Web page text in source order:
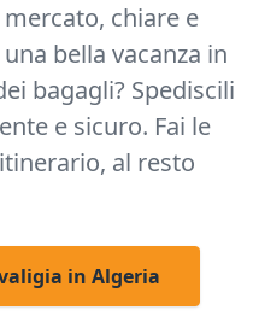
chiare e
bella vacanza in
bagagli? Spediscili
e sicuro. Fai le
al resto
in Algeria